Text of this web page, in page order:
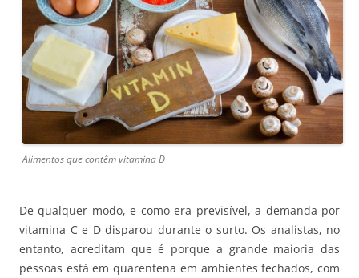
Alimentos que contêm vitamina D
De qualquer modo, e como era previsível, a demanda por
vitamina C e D disparou durante o surto. Os analistas, no
entanto, acreditam que é porque a grande maioria das
pessoas está em quarentena em ambientes fechados, com